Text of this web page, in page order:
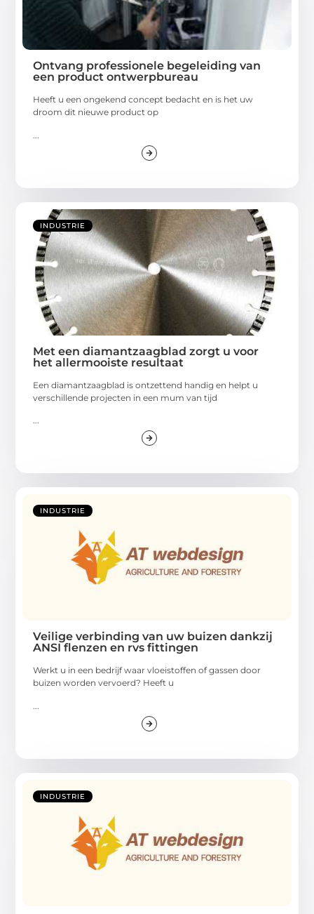
Ontvang professionele begeleiding van
een product ontwerpbureau
Heeft u een ongekend concept bedacht en is het uw
droom dit nieuwe product op
INDUSTRIE
Met een diamantzaagblad zorgt u voor
het allermooiste resultaat
Een diamantzaagblad is ontzettend handig en helpt u
verschillende projecten in een mum van tijd
...
INDUSTRIE
Veilige verbinding van uw buizen dankzij
ANSI flenzen en rvs fittingen
Werkt u in een bedrijf waar vloeistoffen of gassen door
buizen worden vervoerd? Heeft u
INDUSTRIE